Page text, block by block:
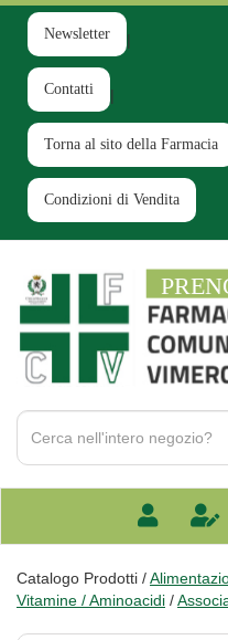
Passa
contenuto
principale
Newsletter
Contatti
Torna al sito della Farmacia
Condizioni di Vendita
Farmacia
Comunale
Cerca
Prodotto
Catalogo Prodotti /
Vitamine / Aminoacidi /